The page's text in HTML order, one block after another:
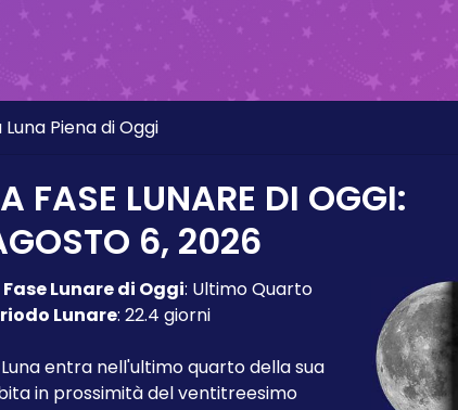
Luna Piena di Oggi
FASE LUNARE DI OGGI:
6, 2026
Fase Lunare di Oggi: Ultimo Quarto
Lunare: 22.4 giorni
Luna entra nell'ultimo quarto della sua
in prossimità del ventitreesimo